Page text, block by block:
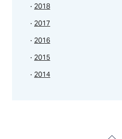
2018
2017
2016
2015
2014